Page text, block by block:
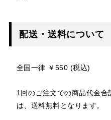
配送・送料について
全国一律 ￥550 (税込)
1回のご注文での商品代金
は、送料無料となります。